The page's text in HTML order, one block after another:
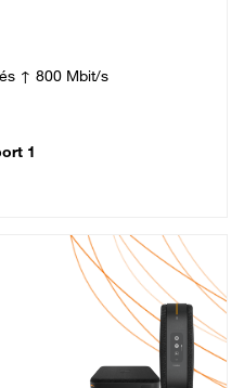
↑ 800 Mbit/s
1
57,99 € par mois, Engagement 12 mois